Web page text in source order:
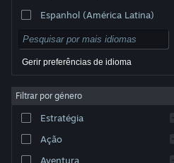
© Valve Corporation. Todos os direitos reservados.
respetivos proprietários nos E.U.A. e outros países.
Acessibilidade
Reembolsos|Cookies
Espanhol (América Latina)
Gerir preferências de idioma
Filtrar por género
Estratégia
Ação
Aventura